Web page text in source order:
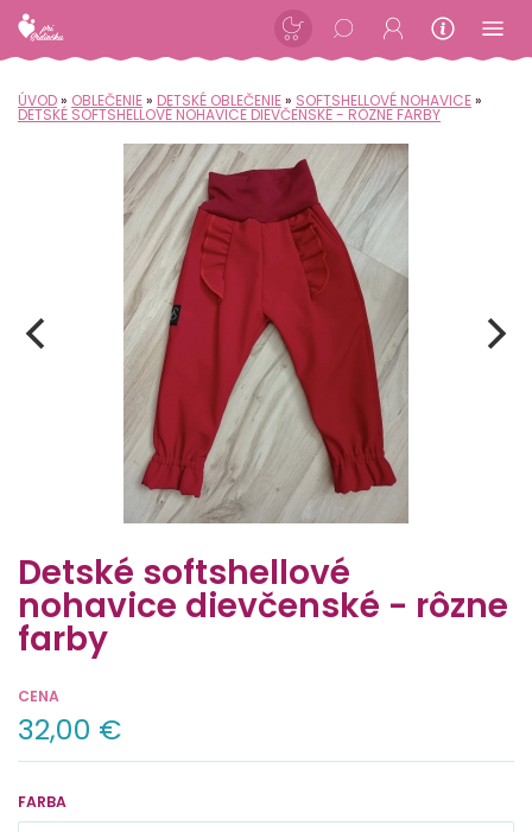
ÚVOD» OBLEČENIE» DETSKÉ OBLEČENIE» SOFTSHELLOVÉ NOHAVICE»
DETSKÉ SOFTSHELLOVÉ NOHAVICE DIEVČENSKÉ - RÔZNE FARBY
Detské softshellové
nohavice dievčenské - rôzne
farby
CENA
32,00 €
FARBA